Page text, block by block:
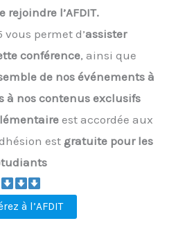
rejoindre l’AFDIT.
vous permet d’assister
conférence, ainsi que
de nos événements à
à nos contenus exclusifs
est accordée aux
est gratuite pour les
à l’AFDIT